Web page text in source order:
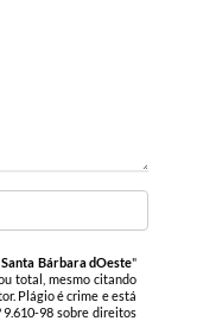
Bárbara dOeste"
total, mesmo citando
Plágio é crime e está
9.610-98 sobre direitos